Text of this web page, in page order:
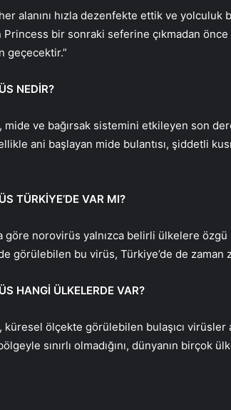
alanını hızla dezenfekte ettik ve
Princess bir sonraki seferine çıkmadan
geçecektir.”
NEDİR?
ve bağırsak sistemini etkileyen son
ani başlayan mide bulantısı, şiddetli
TÜRKİYE’DE VAR MI?
göre norovirüs yalnızca belirli ülkelere
görülebilen bu virüs, Türkiye’de de zaman
HANGİ ÜLKELERDE VAR?
ölçekte görülebilen bulaşıcı virüsler
sınırlı olmadığını, dünyanın birçok